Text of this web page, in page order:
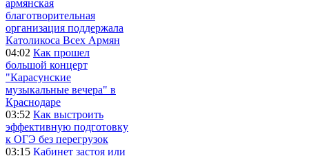
армянская
благотворительная
организация поддержала
Католикоса Всех Армян
04:02 Как прошел
большой концерт
"Карасунские
музыкальные вечера" в
Краснодаре
03:52 Как выстроить
эффективную подготовку
к ОГЭ без перегрузок
03:15 Кабинет застоя или